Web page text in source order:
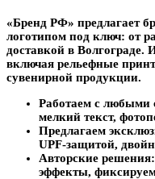
«Бренд РФ» предлагает
логотипом под ключ: от
доставкой в Волгограде.
включая рельефные
сувенирной продукции.
Работаем с любыми
мелкий текст,
Предлагаем
UPF-защитой,
Авторские
эффекты,